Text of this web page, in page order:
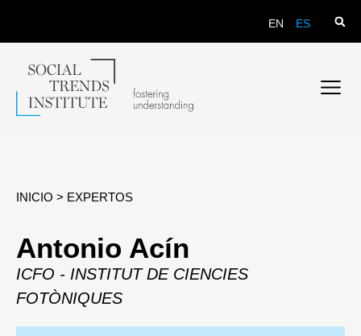
EN ES
INICIO > EXPERTOS
Antonio Acín
ICFO - INSTITUT DE CIENCIES
FOTÒNIQUES